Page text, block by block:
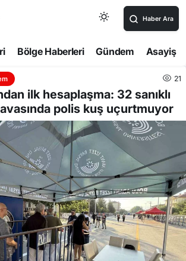
Haber Ara
Bölge Haberleri Gündem Asayiş
21
ilk hesaplaşma: 32 sanıklı
polis kuş uçurtmuyor